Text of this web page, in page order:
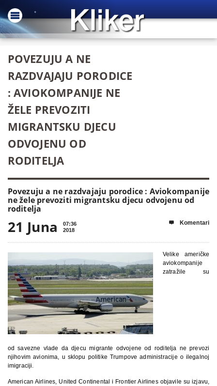
POVEZUJU A NE
RAZDVAJAJU PORODICE
: AVIOKOMPANIJE NE
ŽELE PREVOZITI
MIGRANTSKU DJECU
ODVOJENU OD
RODITELJA
Povezuju a ne razdvajaju porodice : Aviokompanije
ne žele prevoziti migrantsku djecu odvojenu od
roditelja
21 Juna
07:36
2018
 Komentari
Velike američke
aviokompanije
zatražile su
od savezne vlade da djecu migrante odvojene od roditelja ne prevozi
njihovim avionima, u sklopu politike Trumpove administracije o ilegalnoj
imigraciji.
American Airlines, United Continental i Frontier Airlines objavile su izjavu,